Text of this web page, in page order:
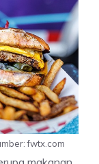
fwtx.com